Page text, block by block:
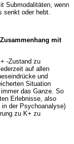
Submodalitäten, wenn
senkt oder hebt.
mit
-Zustand zu
auf allen
und
Situation
das Ganze. So
Erlebnisse, also
der Psychoanalyse)
zu K+ zu